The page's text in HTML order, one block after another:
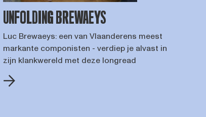
UNFOLDING BREWAEYS
Luc Brewaeys: een van Vlaanderens meest
markante componisten - verdiep je alvast in
zijn klankwereld met deze longread